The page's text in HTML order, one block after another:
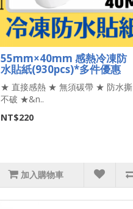
55mm×40mm 感熱冷凍防
水貼紙(930pcs)*多件優惠
★ 直接感熱 ★ 無須碳帶 ★ 防水撕
不破 ★&n..
NT$220
加入購物車